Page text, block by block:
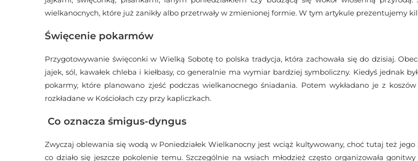
wielkanocnych, które już zanikły albo przetrwały w zmienionej formie. W tym artykule prezentujemy
Święcenie pokarmów
Przygotowywanie święconki w Wielką Sobotę to polska tradycja, która zachowała się do dzisiaj.
jajek, sól, kawałek chleba i kiełbasy, co generalnie ma wymiar bardziej symboliczny. Kiedyś jednak
pokarmy, które planowano zjeść podczas wielkanocnego śniadania. Potem wykładano je z
rozkładane w Kościołach czy przy kapliczkach.
Co oznacza śmigus-dyngus
Zwyczaj oblewania się wodą w Poniedziałek Wielkanocny jest wciąż kultywowany, choć tutaj też
co działo się jeszcze pokolenie temu. Szczególnie na wsiach młodzież często organizowała